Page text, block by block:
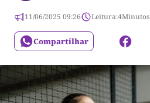
11/06/2025 09:26 Leitura:4Minutos
Compartilhar